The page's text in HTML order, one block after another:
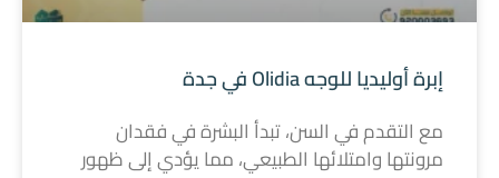
إبرة أوليديا للوجه Olidia في جدة
مع التقدم في السن، تبدأ البشرة في فقدان
مرونتها وامتلائها الطبيعي، مما يؤدي إلى ظهور